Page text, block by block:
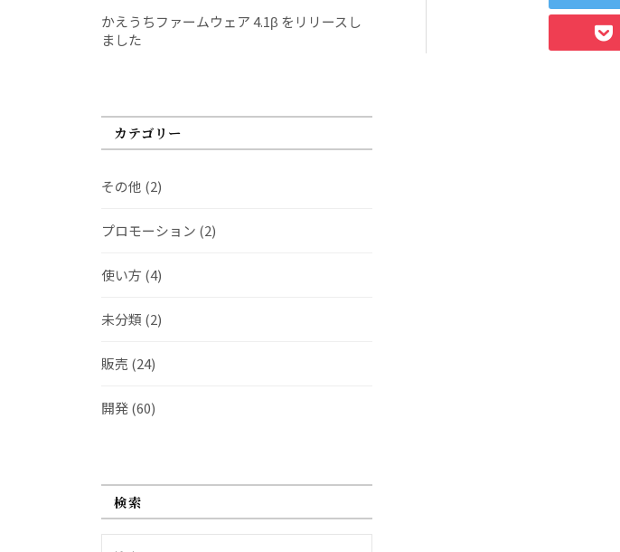
かえうちファームウェア 4.1β をリリースし
ました
カテゴリー
その他 (2)
プロモーション (2)
使い方 (4)
未分類 (2)
販売 (24)
開発(60)
検索